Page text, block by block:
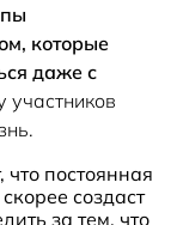
которые
даже с
участников
постоянная
создаст
за тем, что